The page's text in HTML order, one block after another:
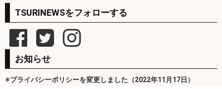
TSURINEWSをフォローする
お知らせ
※プライバシーポリシーを変更しました（2022年11月17日）